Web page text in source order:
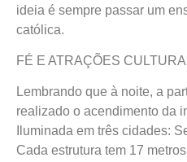
ideia é sempre passar um
católica.
FÉ E ATRAÇÕES
Lembrando que à noite, a
realizado o acendimento da
Iluminada em três cidades:
Cada estrutura tem 17